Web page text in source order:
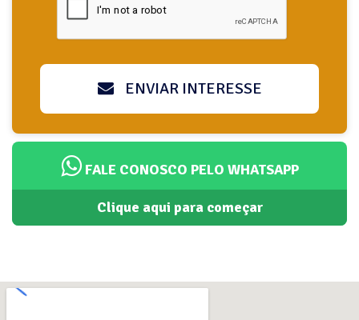
ENVIAR INTERESSE
FALE CONOSCO PELO WHATSAPP
Clique aqui para começar